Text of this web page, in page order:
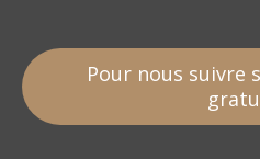
Pour nous suivre